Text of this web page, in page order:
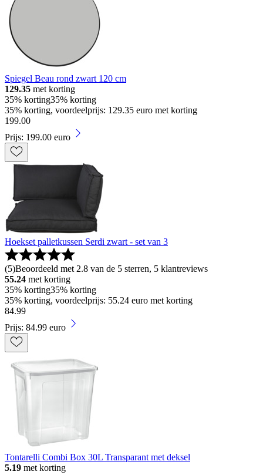
Spiegel Beau rond zwart 120 cm
129.35 met korting
35% korting35% korting
35% korting, voordeelprijs: 129.35 euro met korting
199.00
Prijs: 199.00 euro
Hoekset palletkussen Serdi zwart - set van 3
(5)Beoordeeld met 2.8 van de 5 sterren, 5 klantreviews
55.24 met korting
35% korting35% korting
35% korting, voordeelprijs: 55.24 euro met korting
84.99
Prijs: 84.99 euro
Tontarelli Combi Box 30L Transparant met deksel
5.19 met korting